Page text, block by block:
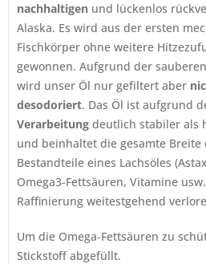
nachhaltigen und lückenlos
Alaska. Es wird aus der ersten
Fischkörper ohne weitere
gewonnen. Aufgrund der
wird unser Öl nur gefiltert aber
desodoriert. Das Öl ist aufgrund
Verarbeitung deutlich stabiler als
und beinhaltet die gesamte Breite
Bestandteile eines Lachsöles
Omega3-Fettsäuren, Vitamine
Raffinierung weitestgehend
Um die Omega-Fettsäuren zu
Stickstoff abgefüllt.